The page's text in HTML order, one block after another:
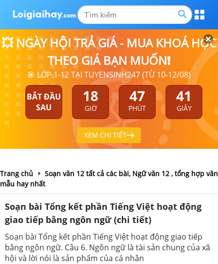
💥 NGÀY HỘI TRẢ GIÁ - MUA KHOÁ HỌC
THEO GIÁ BẠN MUỐN❗
🎯 LỚP 1-12 TẠI TUYENSINH247 (TỪ 10-12/08)
BẮT ĐẦU
SAU
18
GIỜ
47
PHÚT
41
GIÂY
XEM CHI TIẾT
Trang chủ
Soạn văn 12 tất cả các bài, Ngữ văn 12 , tổng hợp văn
mẫu hay nhất
Soạn bài Tổng kết phần Tiếng Việt hoạt động
giao tiếp bằng ngôn ngữ (chi tiết)
Soạn bài Tổng kết phần Tiếng Việt hoạt động giao tiếp
bằng ngôn ngữ. Câu 6. Ngôn ngữ là tài sản chung của xã
hội và lời nói là sản phẩm của cá nhân